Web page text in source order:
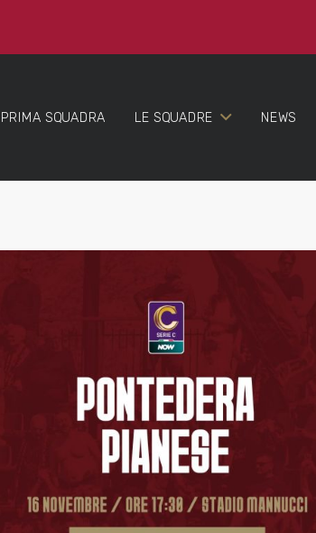
PRIMA SQUADRA LE SQUADRE NEWS